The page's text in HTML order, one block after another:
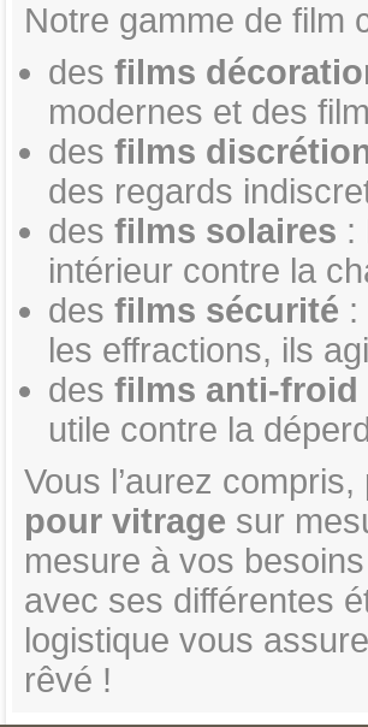
Notre gamme de film
des films
modernes et des
des films
des regards
des films solaires :
intérieur contre la
des films sécurité :
les effractions, ils
des films anti-froid
utile contre la
Vous l’aurez
pour vitrage sur
mesure à vos
avec ses différentes
logistique vous
rêvé !